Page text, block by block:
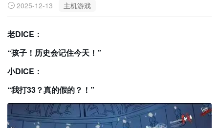
2025-12-13 主机游戏
老DICE：
“孩子！历史会记住今天！”
小DICE：
“我打33？真的假的？！”